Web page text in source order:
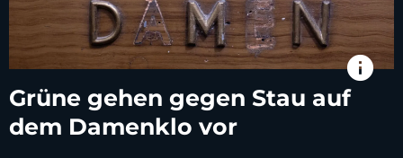
info
Grüne gehen gegen Stau auf
dem Damenklo vor